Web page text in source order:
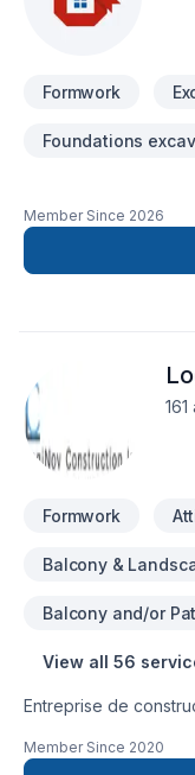
Formwork
Foundations
Member Since 2026
Formwork
Balcony &
Balcony and/or
View all 56
Entreprise de
(résidentiels et
Member Since 2020